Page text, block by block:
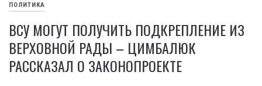
ПОЛИТИКА
ВСУ МОГУТ ПОЛУЧИТЬ ПОДКРЕПЛЕНИЕ ИЗ
ВЕРХОВНОЙ РАДЫ – ЦИМБАЛЮК
РАССКАЗАЛ О ЗАКОНОПРОЕКТЕ